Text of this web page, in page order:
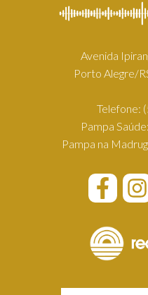
Avenida
Porto Alegre/
Telefone:
Pampa Saúde:
Pampa na